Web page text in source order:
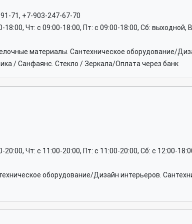
71, +7-903-247-67-70
18:00, Чт: c 09:00-18:00, Пт: c 09:00-18:00, Сб: выходной,
материалы. Сантехническое оборудование/
/ Санфаянс. Стекло / Зеркала/Оплата через банк
20:00, Чт: c 11:00-20:00, Пт: c 11:00-20:00, Сб: c 12:00-
оборудование/Дизайн интерьеров.